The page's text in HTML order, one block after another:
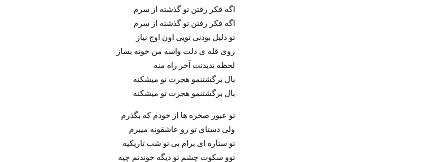
اگه فکر رفتن تو گذشته از سرم
اگه فکر رفتن تو گذشته از سرم
تو دلیل بودنی تویی اون اوج نیاز
روی قله ی دلت واسه من خونه بساز
لحظه ندیدنت آخر راه منه
بال برگشتنمو هجرت تو میشکنه
بال برگشتنمو هجرت تو میشکنه
تو عبور صخره‌ ها از خودم که بگذرم
ولی دستای تو رو عاشقونه میبرم
تو ستاره‌ ای برام بی تو شب تاریکیه
توو سکوت چشم تو دیگه خوندنم چیه